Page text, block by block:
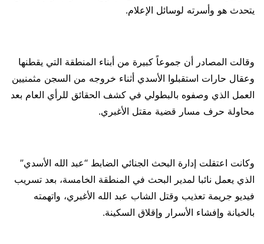
يتحدث هو وأسرته لوسائل الإعلام.
وقالت المصادر أن جموعاً كبيرة من أبناء المنطقة التي يقطنها
وعقال حارات استقبلوا الأسدي أثناء خروجه من السجن مثمنيين
العمل الذي وصفوه بالبطولي في كشف الحقائق للرأي العام بعد
محاولة حرف مسار قضية مقتل الأغبري.
وكانت اعتقلت إدارة البحث الجنائي الضابط “عبد الله الأسدي”
الذي يعمل نائبا لمدير البحث في المنطقة الخامسة، بعد تسريب
فيديو جريمة تعذيب وقتل الشاب عبد الله الأغبري، واتهمته
بالخيانة وإفشاء الأسرار وإقلاق السكينة.